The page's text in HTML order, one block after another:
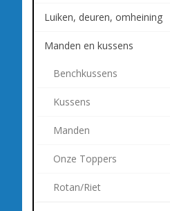
Luiken, deuren, omheining
Manden en kussens
Benchkussens
Kussens
Manden
Onze Toppers
Rotan/Riet